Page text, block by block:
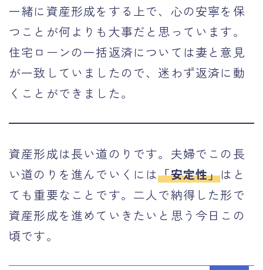
一緒に資産形成をする上で、心の安寧を保
つことが何よりも大事だと思っています。
住宅ローンの一括返済については妻と意見
が一致していましたので、迷わず返済に動
くことができました。
資産形成は長い道のりです。夫婦でこの長
い道のりを進んでいくには「安定性」はと
ても重要なことです。二人で納得した形で
資産形成を進めていきたいと思う今日この
頃です。